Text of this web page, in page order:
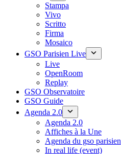
Stampa
Vivo
Scritto
Firma
Mosaico
GSO Parisien Live
Live
OpenRoom
Replay
GSO Observatoire
GSO Guide
Agenda 2.0
Agenda 2.0
Affiches à la Une
Agenda du gso parisien
In real life (event)